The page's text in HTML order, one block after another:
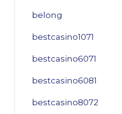
belong
bestcasino1071
bestcasino6071
bestcasino6081
bestcasino8072